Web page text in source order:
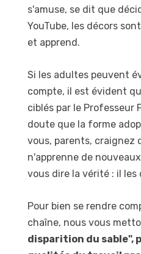
s'amuse, se dit que
YouTube, les décors
et apprend.
Si les adultes peuvent
compte, il est évident
ciblés par le Professeur
doute que la forme
vous, parents, craignez
n'apprenne de
vous dire la vérité : il les
Pour bien se rendre
chaîne, nous vous
disparition du sable",